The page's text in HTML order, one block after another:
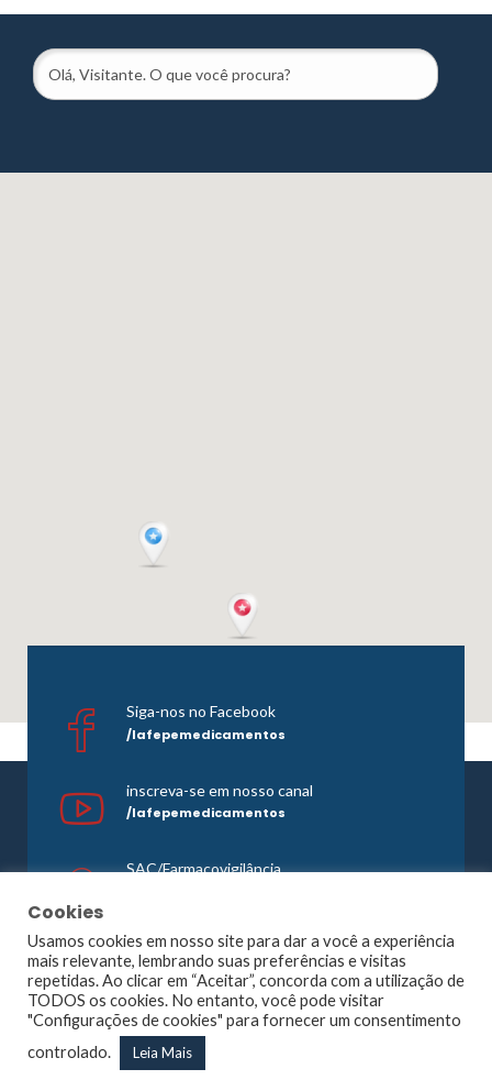
Siga-nos no Facebook
/lafepemedicamentos
inscreva-se em nosso canal
/lafepemedicamentos
SAC/Farmacovigilância
©1965 - 2026 Todos os direitos reservados. Lafepe |
Wordpress Optimized byAgência Planner
Largo de Dois Irmãos, 1117, Dois Irmãos – Recife – PE |
CNPJ: 10.877.926/0001-13
Cookies
Usamos cookies em nosso site para dar a você a experiência
mais relevante, lembrando suas preferências e visitas
repetidas. Ao clicar em “Aceitar”, concorda com a utilização de
TODOS os cookies. No entanto, você pode visitar
"Configurações de cookies" para fornecer um consentimento
controlado.
Leia Mais